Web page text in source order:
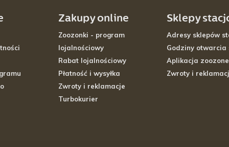
Zakupy online
Zoozonki - program
lojalnościowy
Rabat lojalnościowy
Płatność i wysyłka
Zwroty i reklamacje
Turbokurier
Sklepy
Adresy sklepów
Godziny otwarcia
Aplikacja
Zwroty i